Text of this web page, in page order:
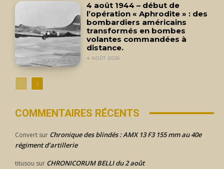
4 août 1944 – début de
l’opération « Aphrodite » : des
bombardiers américains
transformés en bombes
volantes commandées à
distance.
4 AOÛT 2026
COMMENTAIRES RÉCENTS
Convert sur Chronique des blindés : AMX 13 F3 155 mm au 40e
régiment d’artillerie
titusou sur CHRONICORUM BELLI du 2 août